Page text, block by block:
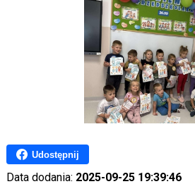
Udostępnij
Data dodania: 2025-09-25 19:39:46